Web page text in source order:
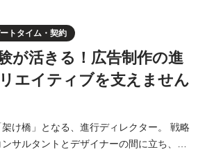
トタイム・契約
が活きる！広告制作の進
エイティブを支えません
橋」となる、進行ディレクター。 戦略
サルタントとデザイナーの間に立ち、プ